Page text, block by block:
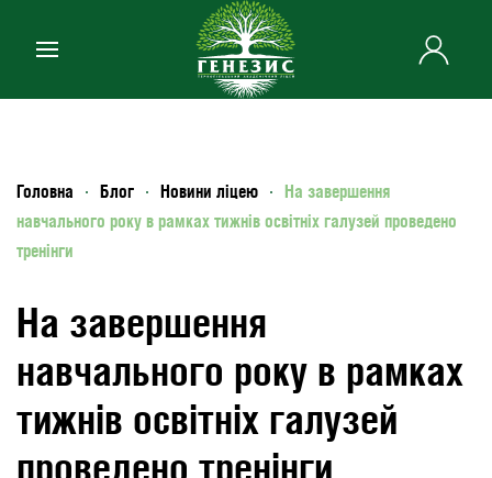
Skip to main content
Головна Блог Новини ліцею
На завершення
навчального року в рамках тижнів освітніх галузей проведено
тренінги
На завершення
навчального року в рамках
тижнів освітніх галузей
проведено тренінги